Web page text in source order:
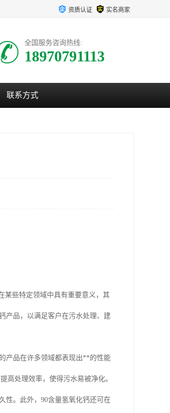
资质认证 实名商家
全国服务咨询热线:
18970791113
联系方式
某些特定领域中具有重要意义，其
产品，以满足客户在污水处理、建
产品在许多领域都表现出**的性能
高处理效率，使得污水易被净化。
性。此外，90含量氢氧化钙还可在